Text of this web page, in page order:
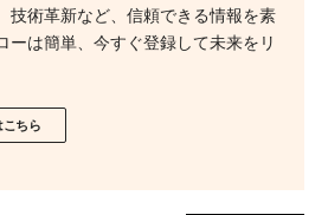
技術革新など、信頼できる情報を素
ーは簡単、今すぐ登録して未来をリ
ちら